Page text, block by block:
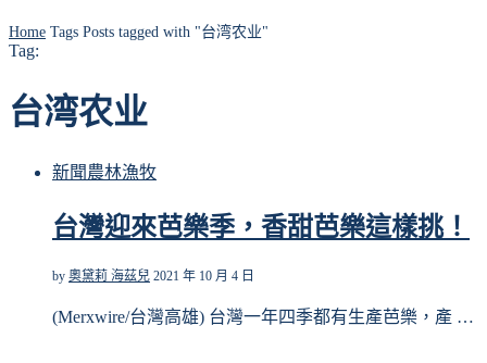
Home Tags Posts tagged with "台湾农业"
Tag:
台湾农业
新聞農林漁牧
台灣迎來芭樂季，香甜芭樂這樣挑！
by 奧黛莉 海茲兒 2021 年 10 月 4 日
(Merxwire/台灣高雄) 台灣一年四季都有生產芭樂，產 …